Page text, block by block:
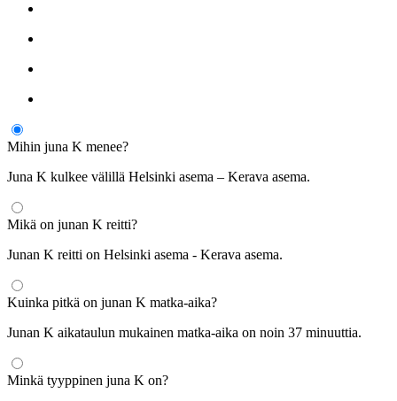
Mihin juna K menee?
Juna K kulkee välillä Helsinki asema – Kerava asema.
Mikä on junan K reitti?
Junan K reitti on Helsinki asema - Kerava asema.
Kuinka pitkä on junan K matka-aika?
Junan K aikataulun mukainen matka-aika on noin 37 minuuttia.
Minkä tyyppinen juna K on?